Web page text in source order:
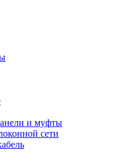
и муфты
сети